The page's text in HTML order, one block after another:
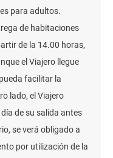
para adultos.
de habitaciones
de la 14.00 horas,
el Viajero llegue
facilitar la
lado, el Viajero
de su salida antes
se verá obligado a
por utilización de la